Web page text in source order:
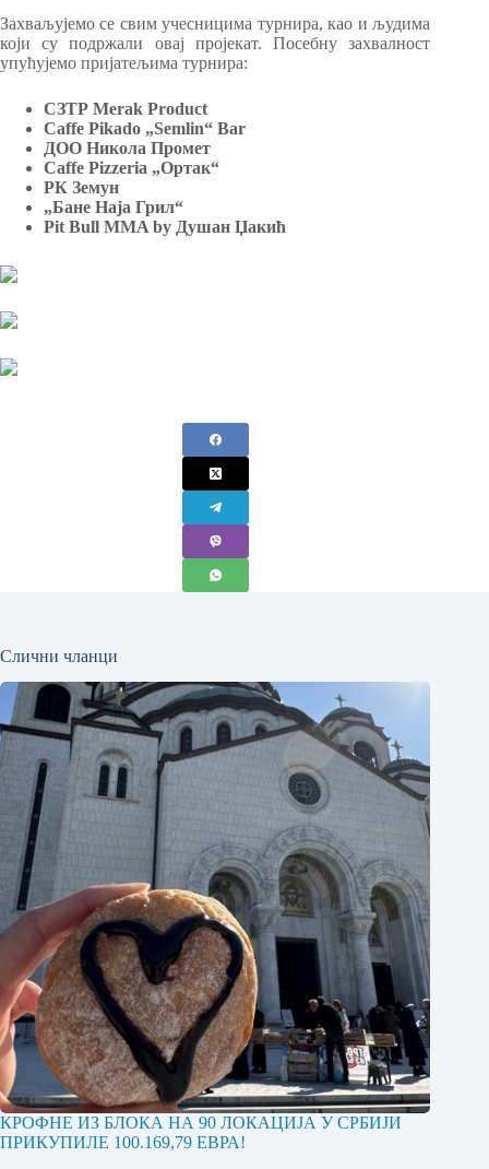
Захваљујемо се свим учесницима турнира, као и људима
који су подржали овај пројекат. Посебну захвалност
упућујемо пријатељима турнира:
СЗТР Merak Product
Caffe Pikado „Semlin“ Bar
ДОО Никола Промет
Caffe Pizzeria „Ортак“
РК Земун
„Бане Наја Грил“
Pit Bull MMA by Душан Џакић
Слични чланци
КРОФНЕ ИЗ БЛОКА НА 90 ЛОКАЦИЈА У СРБИЈИ
ПРИКУПИЛЕ 100.169,79 ЕВРА!